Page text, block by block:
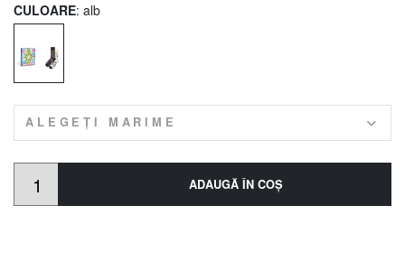
CULOARE: alb
ALEGEȚI MARIME
ADAUGĂ ÎN COŞ